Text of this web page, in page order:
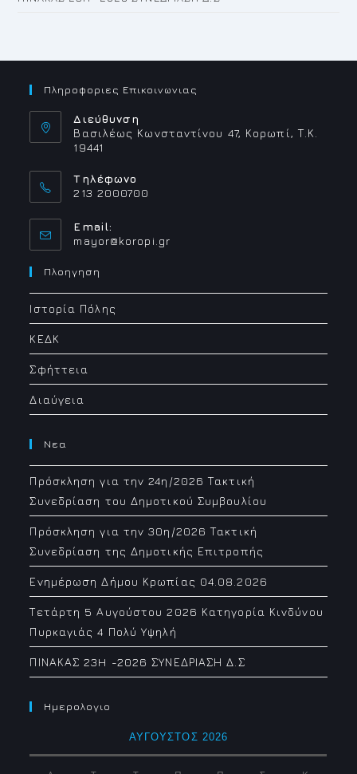
Πληροφοριες Επικοινωνιας
Διεύθυνση
Βασιλέως Κωνσταντίνου 47, Κορωπί, Τ.Κ.
19441
Τηλέφωνο
213 2000700
Email:
mayor@koropi.grOpens
Πλοηγηση
Ιστορία Πόλης
ΚΕΔΚ
Σφήττεια
Διαύγεια
Νεα
Πρόσκληση για την 24η/2026 Τακτική
Συνεδρίαση του Δημοτικού Συμβουλίου
Πρόσκληση για την 30η/2026 Τακτική
Συνεδρίαση της Δημοτικής Επιτροπής
Ενημέρωση Δήμου Κρωπίας 04.08.2026
Τετάρτη 5 Αυγούστου 2026 Κατηγορία Κινδύνου
Πυρκαγιάς 4 Πολύ Υψηλή
ΠΙΝΑΚΑΣ 23H -2026 ΣΥΝΕΔΡΙΑΣΗ Δ.Σ
Ημερολογιο
ΑΎΓΟΥΣΤΟΣ 2026